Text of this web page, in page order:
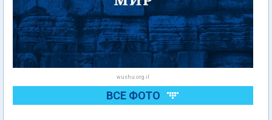
wushu.org.il
ВСЕ ФОТО